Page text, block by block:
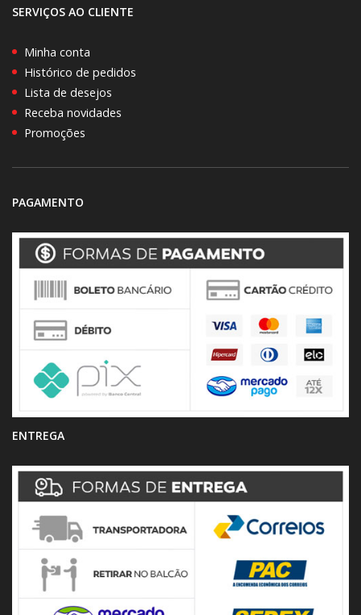
SERVIÇOS AO CLIENTE
Minha conta
Histórico de pedidos
Lista de desejos
Receba novidades
Promoções
PAGAMENTO
ENTREGA